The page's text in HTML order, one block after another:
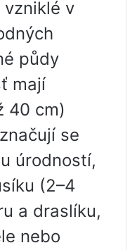
vzniklé v
půdy
mají
40 cm)
se
úrodností,
(2–4
a draslíku,
nebo